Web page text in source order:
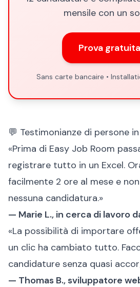
mensile con un
Prova
Sans carte bancaire •
💬 Testimonianze di persone
«Prima di Easy Job Room
registrare tutto in un Excel.
facilmente 2 ore al mese e
nessuna candidatura.»
— Marie L., in cerca di lavoro
«La possibilità di importare
un clic ha cambiato tutto.
candidature senza quasi
— Thomas B., sviluppatore